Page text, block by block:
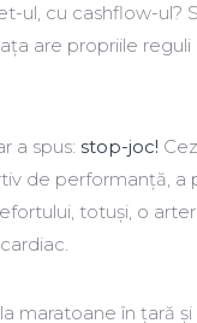
ul, cu cashflow-ul?
are propriile
a spus: stop-joc!
de performanță,
totuși, o
maratoane în țară